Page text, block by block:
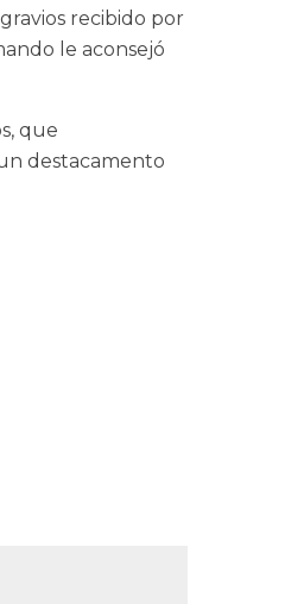
recibido por
le aconsejó
que
destacamento